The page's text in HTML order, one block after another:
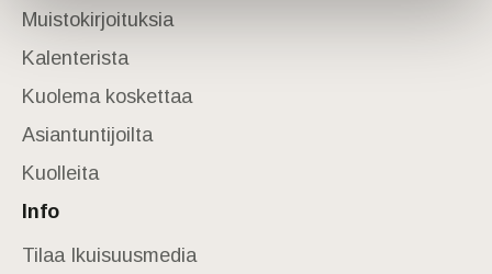
Muistokirjoituksia
Kalenterista
Kuolema koskettaa
Asiantuntijoilta
Kuolleita
Info
Tilaa Ikuisuusmedia